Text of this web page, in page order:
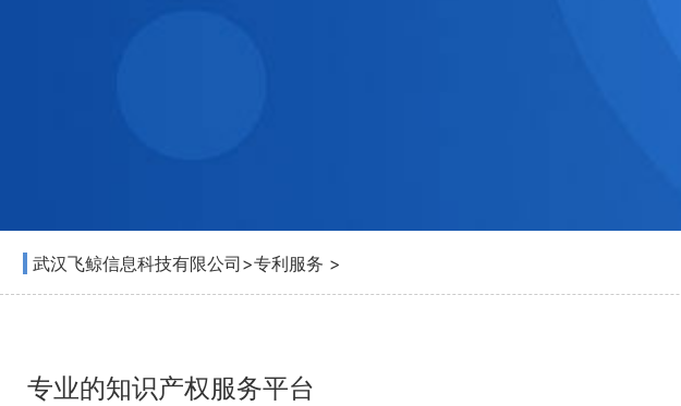
武汉飞鲸信息科技有限公司>专利服务 >
专业的知识产权服务平台